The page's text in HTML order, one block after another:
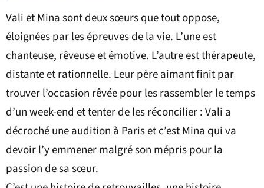
Vali et Mina sont deux sœurs que tout oppose,
éloignées par les épreuves de la vie. L’une est
chanteuse, rêveuse et émotive. L’autre est thérapeute,
distante et rationnelle. Leur père aimant finit par
trouver l’occasion rêvée pour les rassembler le temps
d’un week-end et tenter de les réconcilier : Vali a
décroché une audition à Paris et c’est Mina qui va
devoir l’y emmener malgré son mépris pour la
passion de sa sœur.